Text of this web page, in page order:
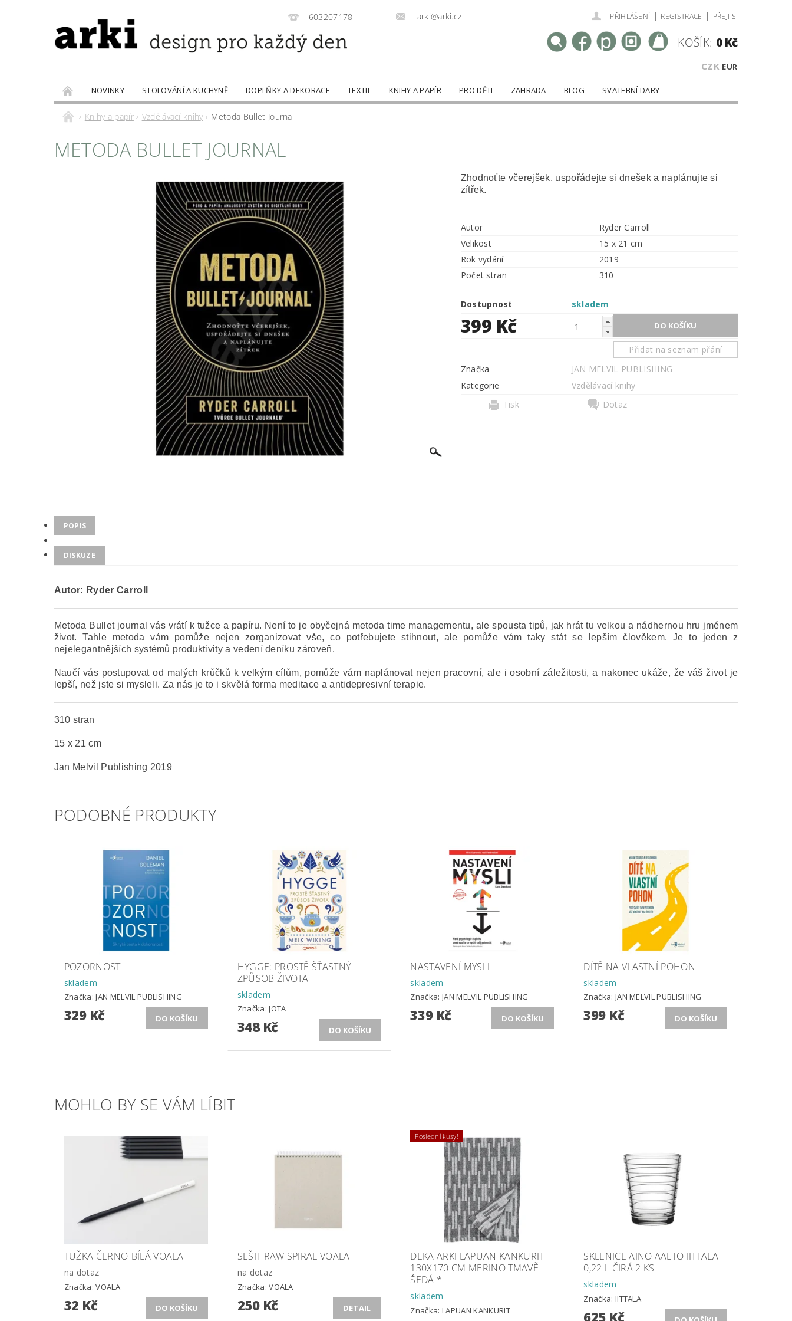
603207178 arki@arki.cz PŘIHLÁŠENÍ | REGISTRACE | PŘEJI SI
CZK EUR
KOŠÍK: 0 Kč
NOVINKY STOLOVÁNÍ A KUCHYNĚ DOPLŇKY A DEKORACE TEXTIL KNIHY A PAPÍR PRO DĚTI ZAHRADA BLOG
SVATEBNÍ DARY
PRODÁVANÉ ZNAČKY
DOBROTY
Knihy a papír Vzdělávací knihy Metoda Bullet Journal
METODA BULLET JOURNAL
Zhodnoťte včerejšek, uspořádejte si dnešek a naplánujte si
zítřek.
Autor
Ryder Carroll
Velikost
15 x 21 cm
Rok vydání
2019
Počet stran
310
Dostupnost skladem
399 Kč
Přidat na seznam přání
Značka
JAN MELVIL PUBLISHING
Kategorie
Vzdělávací knihy
Tisk
Dotaz
POPIS
DISKUZE
Autor: Ryder Carroll
Metoda Bullet journal vás vrátí k tužce a papíru. Není to je obyčejná metoda time managementu, ale spousta tipů, jak hrát tu velkou a nádhernou hru jménem
život.Tahle metoda vám pomůže nejen zorganizovat vše, co potřebujete stihnout, ale pomůže vám taky stát se lepším člověkem. Je to jeden z
nejelegantnějších systémů produktivity a vedení deníku zároveň.
Naučí vás postupovat od malých krůčků k velkým cílům, pomůže vám naplánovat nejen pracovní, ale i osobní záležitosti, a nakonec ukáže, že váš život je
lepší, než jste si mysleli. Za nás je to i skvělá forma meditace a antidepresivní terapie.
310 stran
15 x 21 cm
Jan Melvil Publishing 2019
PODOBNÉ PRODUKTY
POZORNOST
skladem
Značka:JAN MELVIL PUBLISHING
329 Kč
HYGGE: PROSTĚ ŠŤASTNÝ
ZPŮSOB ŽIVOTA
skladem
Značka:JOTA
348 Kč
NASTAVENÍ MYSLI
skladem
Značka:JAN MELVIL PUBLISHING
339 Kč
DÍTĚ NA VLASTNÍ POHON
skladem
Značka: JAN MELVIL PUBLISHING
399 Kč
MOHLO BY SE VÁM LÍBIT
TUŽKA ČERNO-BÍLÁ VOALA
na dotaz
Značka:VOALA
32 Kč
SEŠIT RAW SPIRAL VOALA
na dotaz
Značka:VOALA
250 Kč DETAIL
Poslední kusy!
DEKA ARKI LAPUAN KANKURIT
130X170 CM MERINO TMAVĚ
ŠEDÁ *
skladem
Značka:LAPUAN KANKURIT
SKLENICE AINO AALTO IITTALA
0,22 L ČIRÁ 2 KS
skladem
Značka: IITTALA
625 Kč